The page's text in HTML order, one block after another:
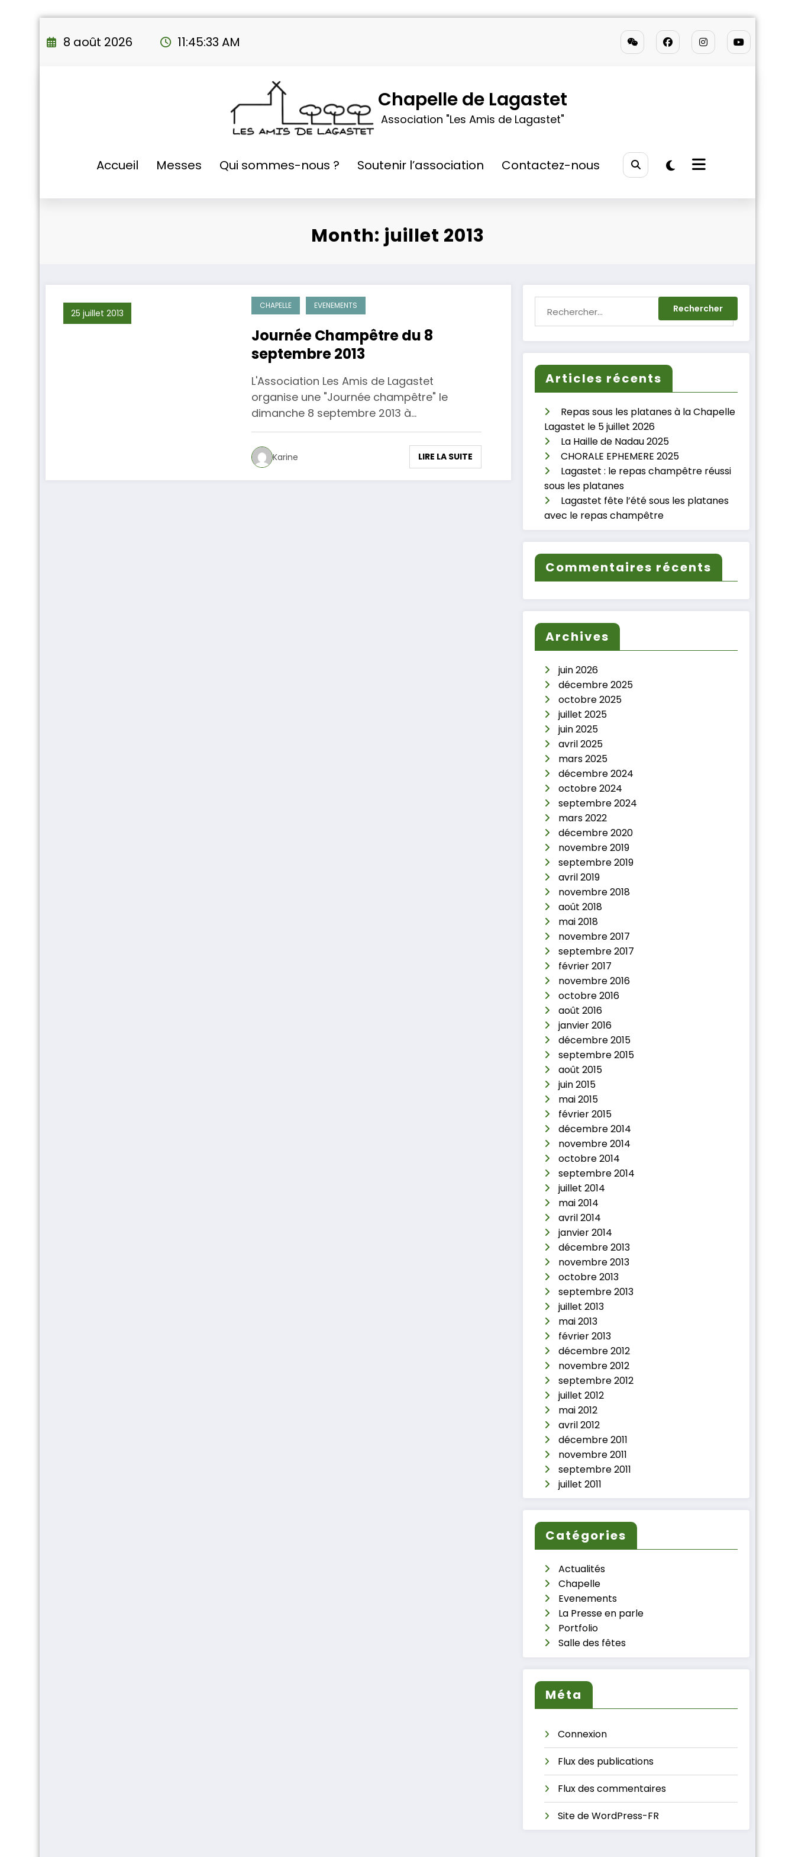
au
8 août 2026 11:45:34 AM
Chapelle de Lagastet
Association "Les Amis de Lagastet"
Accueil Messes Qui sommes-nous ? Soutenir l’association Contactez-nous
Month: juillet 2013
25 juillet 2013
CHAPELLE EVENEMENTS
Journée Champêtre du 8
septembre 2013
L'Association Les Amis de Lagastet
organise une "Journée champêtre" le
dimanche 8 septembre 2013 à…
Karine LIRE LA SUITE
Articles récents
Repas sous les platanes à la Chapelle
Lagastet le 5 juillet 2026
La Haille de Nadau 2025
CHORALE EPHEMERE 2025
Lagastet : le repas champêtre réussi
sous les platanes
Lagastet fête l’été sous les platanes
avec le repas champêtre
Commentaires récents
Archives
juin 2026
décembre 2025
octobre 2025
juillet 2025
juin 2025
avril 2025
mars 2025
décembre 2024
octobre 2024
septembre 2024
mars 2022
décembre 2020
novembre 2019
septembre 2019
avril 2019
novembre 2018
août 2018
mai 2018
novembre 2017
septembre 2017
février 2017
novembre 2016
octobre 2016
août 2016
janvier 2016
décembre 2015
septembre 2015
août 2015
juin 2015
mai 2015
février 2015
décembre 2014
novembre 2014
octobre 2014
septembre 2014
juillet 2014
mai 2014
avril 2014
janvier 2014
décembre 2013
novembre 2013
octobre 2013
septembre 2013
juillet 2013
mai 2013
février 2013
décembre 2012
novembre 2012
septembre 2012
juillet 2012
mai 2012
avril 2012
décembre 2011
novembre 2011
septembre 2011
juillet 2011
Catégories
Actualités
Chapelle
Evenements
La Presse en parle
Portfolio
Salle des fêtes
Méta
Connexion
Flux des publications
Flux des commentaires
Site de WordPress-FR